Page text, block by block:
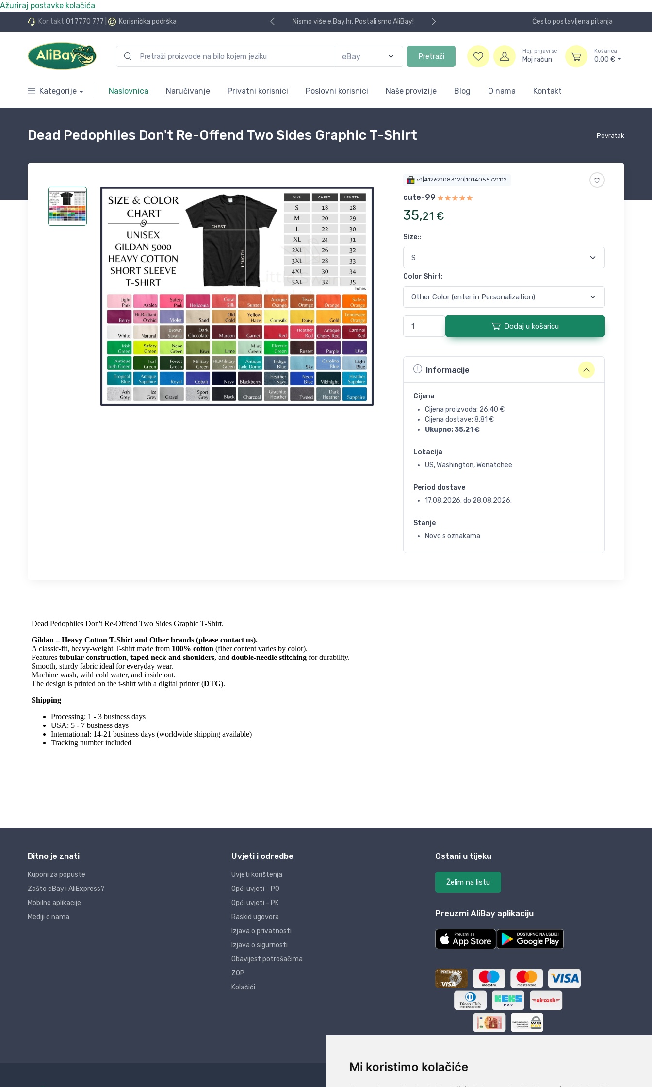
Mi koristimo kolačiće
Ažuriraj postavke kolačića
Kontakt 01 7770 777 Korisnička podrška
24 rate bez kamata Nismo više e.Bay.hr. Postali smo AliBay! Često postavljena pitanja
Pretraži
Hej, prijavi se
Moj račun
Košarica
0,00 €
Kategorije Naslovnica Naručivanje Privatni korisnici Poslovni korisnici Naše provizije Blog O nama Kontakt
Povratak
Dead Pedophiles Don't Re-Offend Two Sides Graphic T-Shirt
v1|412621083120|1014055721112
cute-99
35,21 €
Size::
Color Shirt:
Dodaj u košaricu
Informacije
Cijena
Cijena proizvoda: 26,40 €
Cijena dostave: 8,81 €
Ukupno:35,21 €
Lokacija
US, Washington, Wenatchee
Period dostave
17.08.2026. do 28.08.2026.
Stanje
Novo s oznakama
Bitno je znati
Kuponi za popuste
Zašto eBay i AliExpress?
Mobilne aplikacije
Mediji o nama
Uvjeti i odredbe
Uvjeti korištenja
Opći uvjeti - PO
Opći uvjeti - PK
Raskid ugovora
Izjava o privatnosti
Izjava o sigurnosti
Obavijest potrošačima
ZOP
Kolačići
Ostani u tijeku
Želim na listu
Preuzmi AliBay aplikaciju